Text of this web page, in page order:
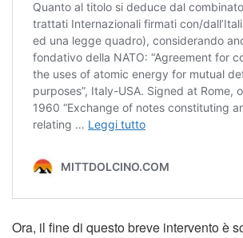
Ora, il fine di questo breve intervento è